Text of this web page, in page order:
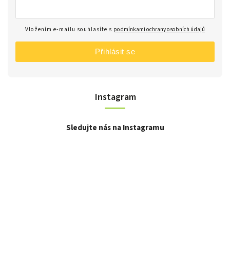
Instagram
Sledujte nás na Instagramu
Vložením e-mailu souhlasíte s podmínkami ochrany osobních údajů
Přihlásit se